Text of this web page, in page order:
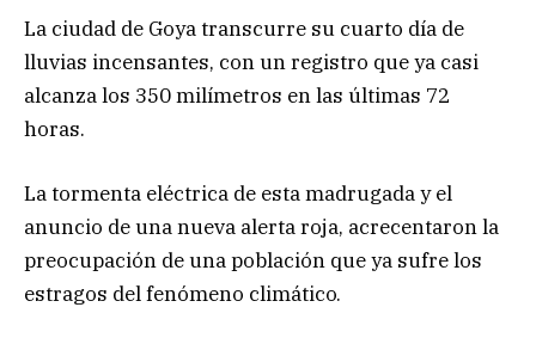
La ciudad de Goya transcurre su cuarto día de
lluvias incensantes, con un registro que ya casi
alcanza los 350 milímetros en las últimas 72
horas.
La tormenta eléctrica de esta madrugada y el
anuncio de una nueva alerta roja, acrecentaron la
preocupación de una población que ya sufre los
estragos del fenómeno climático.